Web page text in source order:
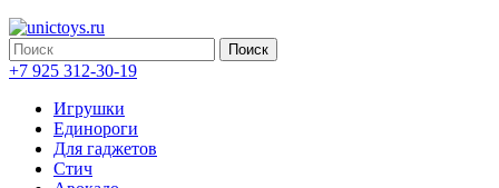
Поиск
+7 925 312-30-19
Игрушки
Единороги
Для гаджетов
Стич